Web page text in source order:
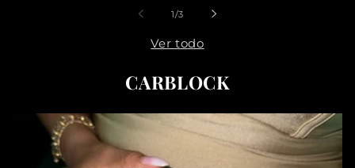
1/de
3
Ver todo
CARBLOCK